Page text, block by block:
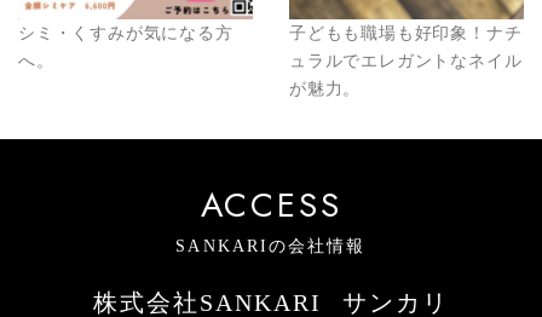
シミ・くすみが気になる方
へ。
子どもも職場も好印象！ナチ
ュラルでエレガントなネイル
が魅力。
ACCESS
SANKARIの会社情報
株式会社SANKARI サンカリ